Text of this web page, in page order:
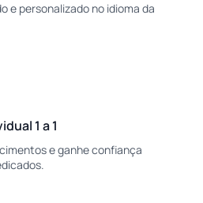
e personalizado no idioma da
1 a 1
e ganhe confiança